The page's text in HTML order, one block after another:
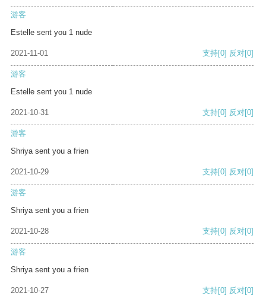
游客
Estelle sent you 1 nude
2021-11-01 支持[0] 反对[0]
游客
Estelle sent you 1 nude
2021-10-31 支持[0] 反对[0]
游客
Shriya sent you a frien
2021-10-29 支持[0] 反对[0]
游客
Shriya sent you a frien
2021-10-28 支持[0] 反对[0]
游客
Shriya sent you a frien
2021-10-27 支持[0] 反对[0]